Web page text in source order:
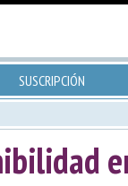
SUSCRIPCIÓN